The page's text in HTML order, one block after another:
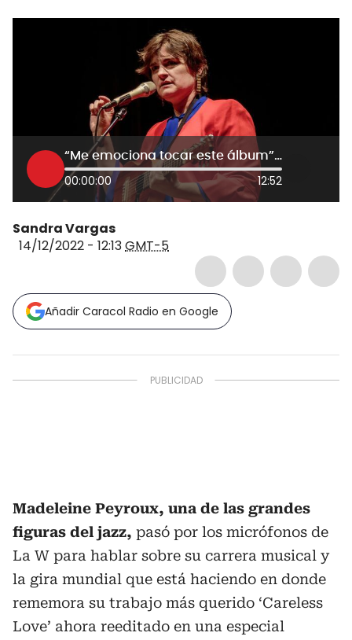
“Me emociona tocar este álbum”: Madeleine Peyroux sobre su gira de ‘Careless Love’
00:00:00 12:52
Sandra Vargas
14/12/2022 - 12:13GMT-5
Añadir Caracol Radio en Google
Madeleine Peyroux, una de las grandes
figuras del jazz, pasó por los micrófonos de
La W para hablar sobre su carrera musical y
la gira mundial que está haciendo en donde
rememora su trabajo más querido ‘Careless
Love’ ahora reeditado en una especial